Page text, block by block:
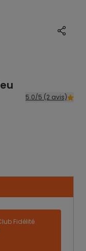
5.0/5 (2 avis)
Fidélité